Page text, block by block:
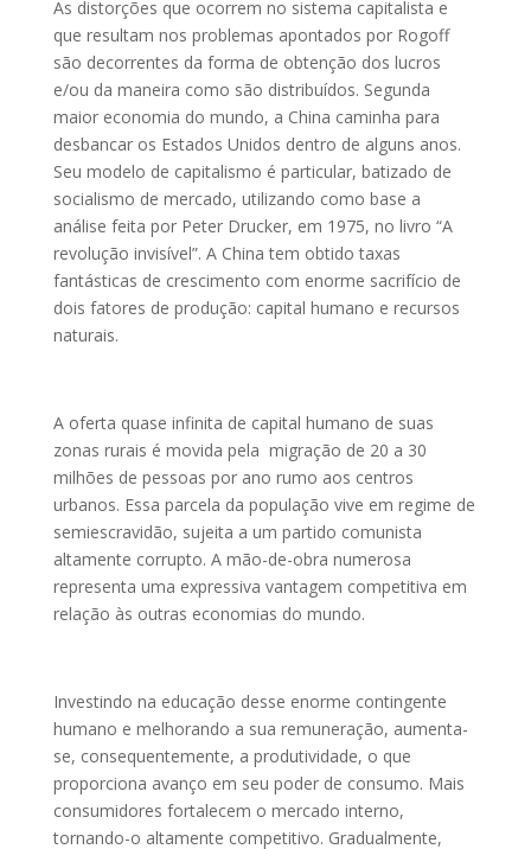
As distorções que ocorrem no sistema capitalista e
que resultam nos problemas apontados por Rogoff
são decorrentes da forma de obtenção dos lucros
e/ou da maneira como são distribuídos. Segunda
maior economia do mundo, a China caminha para
desbancar os Estados Unidos dentro de alguns anos.
Seu modelo de capitalismo é particular, batizado de
socialismo de mercado, utilizando como base a
análise feita por Peter Drucker, em 1975, no livro “A
revolução invisível”. A China tem obtido taxas
fantásticas de crescimento com enorme sacrifício de
dois fatores de produção: capital humano e recursos
naturais.
A oferta quase infinita de capital humano de suas
zonas rurais é movida pela migração de 20 a 30
milhões de pessoas por ano rumo aos centros
urbanos. Essa parcela da população vive em regime de
semiescravidão, sujeita a um partido comunista
altamente corrupto. A mão-de-obra numerosa
representa uma expressiva vantagem competitiva em
relação às outras economias do mundo.
Investindo na educação desse enorme contingente
humano e melhorando a sua remuneração, aumenta-
se, consequentemente, a produtividade, o que
proporciona avanço em seu poder de consumo. Mais
consumidores fortalecem o mercado interno,
tornando-o altamente competitivo. Gradualmente,